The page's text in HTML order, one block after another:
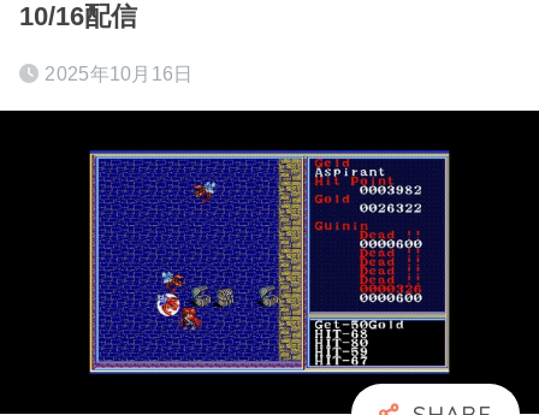
10/16配信
2025年10月16日